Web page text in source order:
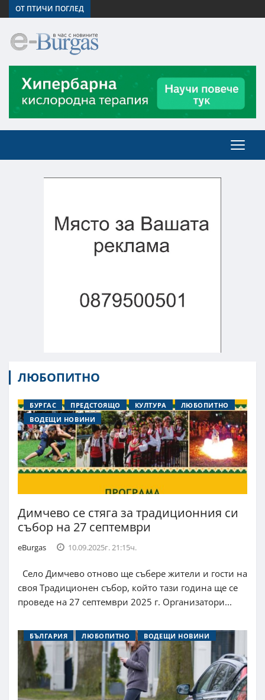
ОТ ПТИЧИ ПОГЛЕД
ЛЮБОПИТНО
БУРГАС ПРЕДСТОЯЩО КУЛТУРА
ЛЮБОПИТНО
ВОДЕЩИ НОВИНИ
Димчево се стяга за традиционния си
събор на 27 септември
eBurgas 10.09.2025г. 21:15ч.
Село Димчево отново ще събере жители и гости на
своя Традиционен събор, който тази година ще се
проведе на 27 септември 2025 г. Организатори...
БЪЛГАРИЯ ЛЮБОПИТНО ВОДЕЩИ НОВИНИ